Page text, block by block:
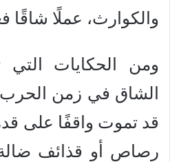
والكوارث، عملًا شاقًا
ومن الحكايات
الشاق في زمن
قد تموت واقفًا على
رصاص أو قذائف